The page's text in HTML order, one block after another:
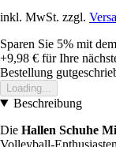
inkl. MwSt. zzgl.
Sparen Sie 5% mit
+9,98 € für Ihre
Bestellung
Loading...
Beschreibung
Die Hallen Schuhe
Volleyball-